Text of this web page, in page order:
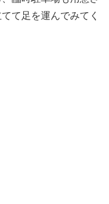
て足を運んでみてく